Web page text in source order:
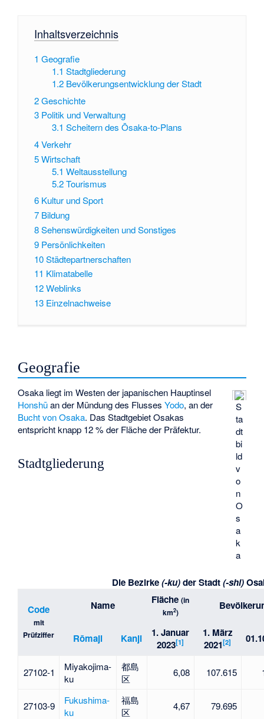
Inhaltsverzeichnis
1 Geografie
1.1 Stadtgliederung
1.2 Bevölkerungsentwicklung der Stadt
2Geschichte
3 Politik und Verwaltung
3.1 Scheitern des Ōsaka-to-Plans
4Verkehr
5Wirtschaft
5.1 Weltausstellung
5.2 Tourismus
6 Kultur und Sport
7 Bildung
8Sehenswürdigkeiten und Sonstiges
9 Persönlichkeiten
10Städtepartnerschaften
11 Klimatabelle
12Weblinks
13 Einzelnachweise
Geografie
S
ta
dt
bi
ld
v
o
n
O
s
a
k
a
Osaka liegt im Westen der japanischen Hauptinsel
Honshūan der Mündung des FlussesYodo, an der
Bucht von Osaka. Das Stadtgebiet Osakas
entspricht knapp 12 % der Fläche der Präfektur.
Stadtgliederung
Die Bezirke(-ku)der Stadt(-shi)
Code
mit
Prüfziffer
Name Fläche(in
km2)
Rōmaji Kanji
1. Januar
2023[1]
1. März
2021[2]
27102-1
Miyakojima-
ku
都島
区
6,08 107.615
27103-9
Fukushima-
ku
福島
区
4,67 79.695